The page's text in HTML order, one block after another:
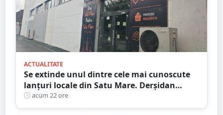
ACTUALITATE
Se extinde unul dintre cele mai cunoscute
lanțuri locale din Satu Mare. Derșidan
pregătește o investiție importantă
acum 22 ore